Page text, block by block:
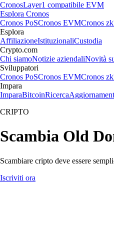
CronosLayer1 compatibile EVM
Esplora Cronos
Cronos PoSCronos EVMCronos
Esplora
AffiliazioneIstituzionaliCustodia
Crypto.com
Chi siamoNotizie aziendaliNovità
Sviluppatori
Cronos PoSCronos EVMCronos
Impara
ImparaBitcoinRicerca
CRIPTO
Scambia Old
Scambiare cripto deve essere
Iscriviti ora